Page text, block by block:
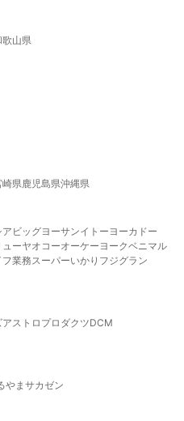
歌山県
崎県鹿児島県沖縄県
ビッグヨーサンイトーヨーカドー
ーヤオコーオーケー ヨークベニマル
フ業務スーパーいかり フジグラン
アストロプロダクツDCM
やま サカゼン